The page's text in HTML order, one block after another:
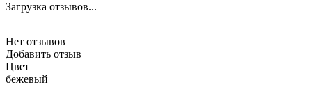
Загрузка отзывов...
Нет отзывов
Добавить отзыв
Цвет
бежевый